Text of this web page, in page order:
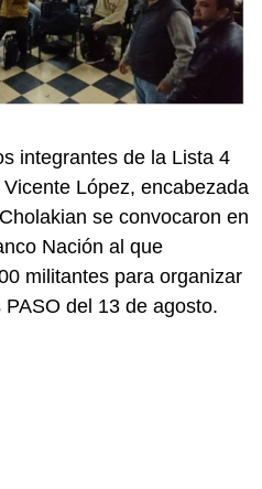
integrantes de la Lista 4
López, encabezada
se convocaron en
Nación al que
militantes para organizar
del 13 de agosto.